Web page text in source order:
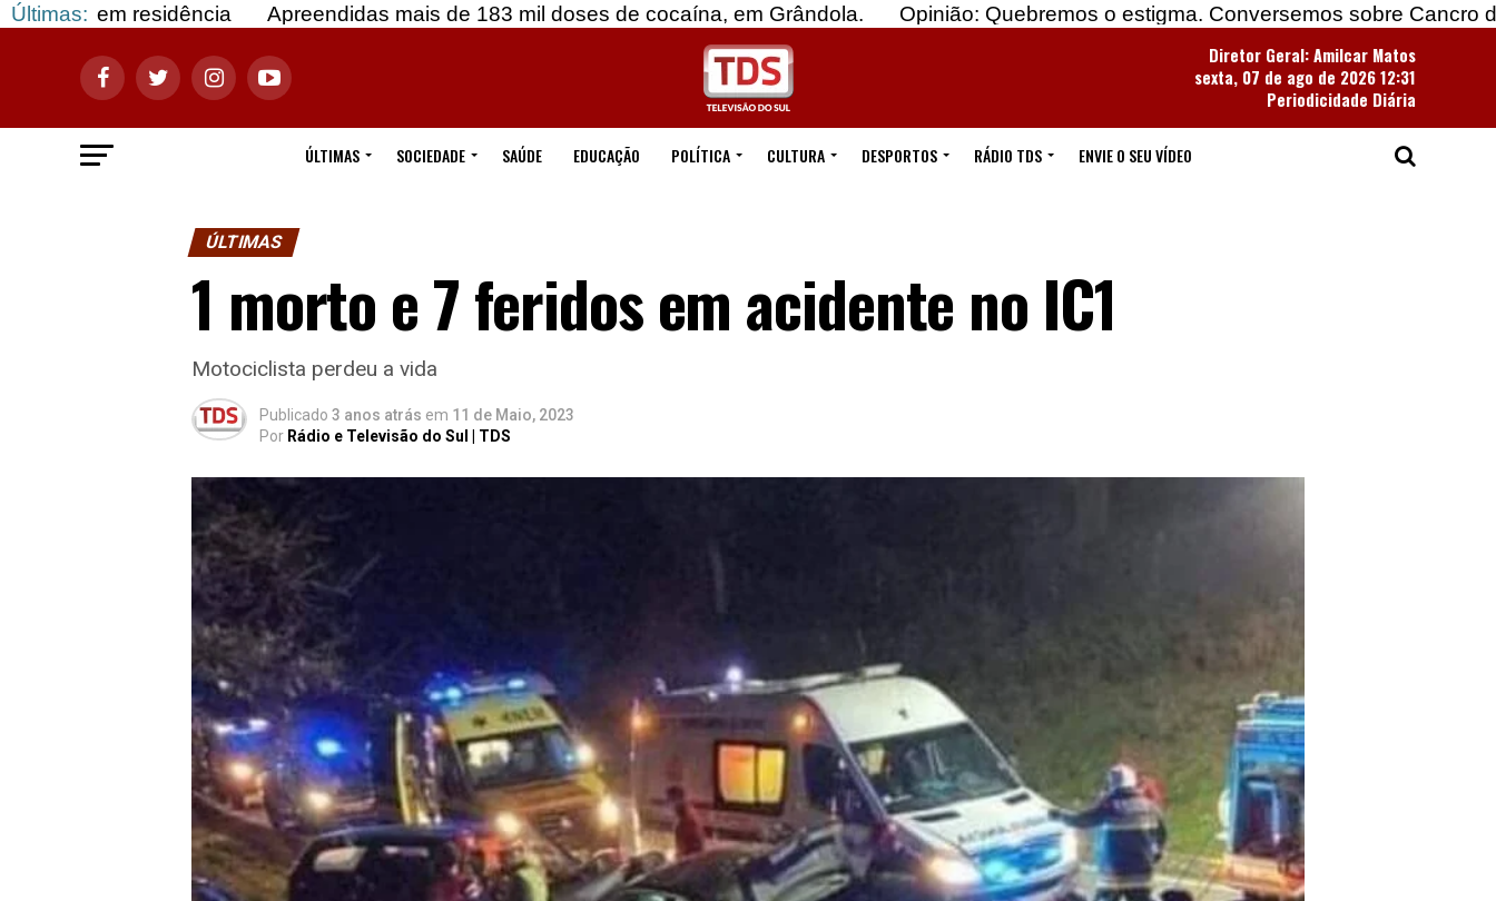
Últimas:
residência Apreendidas mais de 183 mil doses de cocaína, em Grândola.
Opinião: Quebremos o estigma. Conversemos sobre Cancro do Pulmão
Diretor Geral: Amilcar Matos
sexta, 07 de ago de 2026 12:31
Periodicidade Diária
ÚLTIMAS SOCIEDADE SAÚDE EDUCAÇÃO POLÍTICA CULTURA DESPORTOS RÁDIO TDS ENVIE O SEU VÍDEO
ÚLTIMAS
1 morto e 7 feridos em acidente no IC1
Motociclista perdeu a vida
Publicado 3 anos atrás em 11 de Maio, 2023
Por Rádio e Televisão do Sul | TDS